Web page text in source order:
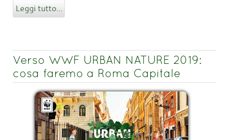
Leggi tutto...
Verso WWF URBAN NATURE 2019:
cosa faremo a Roma Capitale